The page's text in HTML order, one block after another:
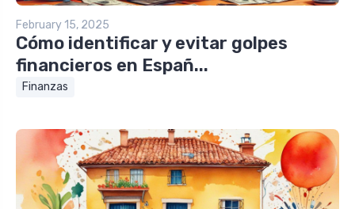
February 15, 2025
Cómo identificar y evitar golpes
financieros en Españ...
Finanzas